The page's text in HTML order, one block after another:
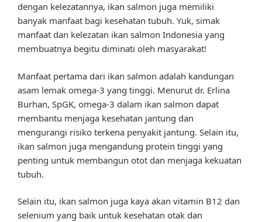
dengan kelezatannya, ikan salmon juga memiliki
banyak manfaat bagi kesehatan tubuh. Yuk, simak
manfaat dan kelezatan ikan salmon Indonesia yang
membuatnya begitu diminati oleh masyarakat!
Manfaat pertama dari ikan salmon adalah kandungan
asam lemak omega-3 yang tinggi. Menurut dr. Erlina
Burhan, SpGK, omega-3 dalam ikan salmon dapat
membantu menjaga kesehatan jantung dan
mengurangi risiko terkena penyakit jantung. Selain itu,
ikan salmon juga mengandung protein tinggi yang
penting untuk membangun otot dan menjaga kekuatan
tubuh.
Selain itu, ikan salmon juga kaya akan vitamin B12 dan
selenium yang baik untuk kesehatan otak dan